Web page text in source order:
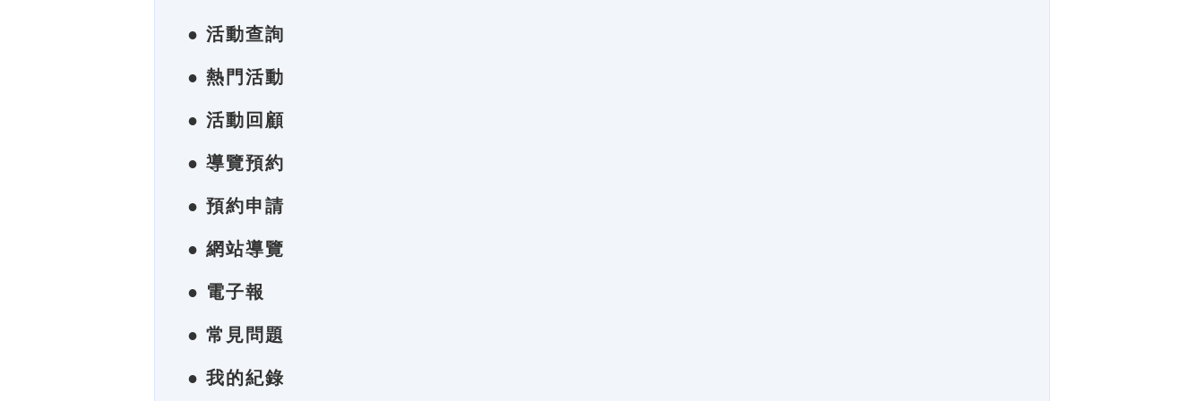
● 活動查詢
● 熱門活動
● 活動回顧
● 導覽預約
● 預約申請
● 網站導覽
● 電子報
● 常見問題
● 我的紀錄